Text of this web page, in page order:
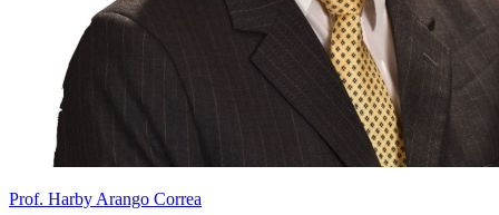
Prof. Harby Arango Correa